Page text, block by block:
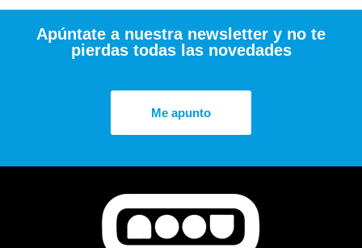
Apúntate a nuestra newsletter y no te
pierdas todas las novedades
Me apunto